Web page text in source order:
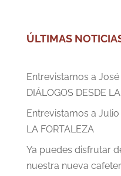
ÚLTIMAS
Entrevistamos a
DIÁLOGOS DESDE
Entrevistamos a Julio
LA FORTALEZA
Ya puedes disfrutar
nuestra nueva